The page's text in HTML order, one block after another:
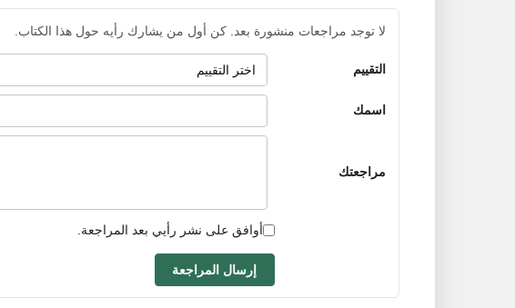
لا توجد مراجعات منشورة بعد. كن أول من يشارك رأيه حول هذا الكتاب.
التقييم
اسمك
مراجعتك
أوافق على نشر رأيي بعد المراجعة.
إرسال المراجعة